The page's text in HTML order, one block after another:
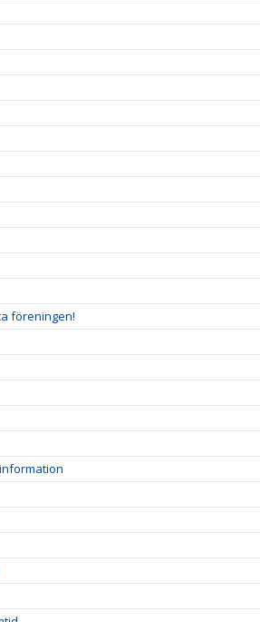
föreningen!